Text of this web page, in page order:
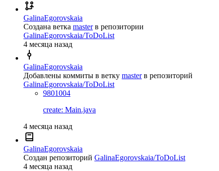
GalinaEgorovskaia
Создана ветка master в репозитории
GalinaEgorovskaia/ToDoList
4 месяца назад
GalinaEgorovskaia
Добавлены коммиты в ветку master в репозиторий
GalinaEgorovskaia/ToDoList
9801004
create: Main.java
4 месяца назад
GalinaEgorovskaia
Создан репозиторий GalinaEgorovskaia/ToDoList
4 месяца назад